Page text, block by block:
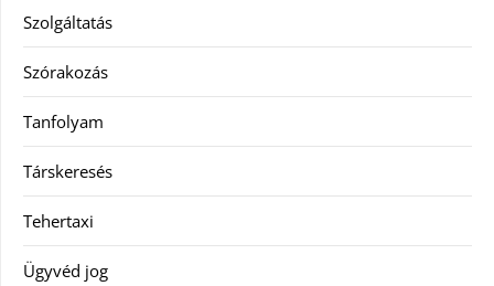
Szolgáltatás
Szórakozás
Tanfolyam
Társkeresés
Tehertaxi
Ügyvéd jog